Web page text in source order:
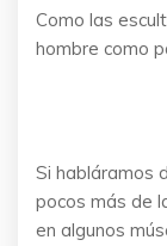
Como las
hombre como
Si habláramos
pocos más de
en algunos